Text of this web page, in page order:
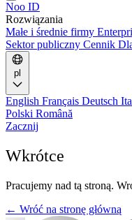
Noo ID
Rozwiązania
Małe i średnie firmy
Sektor publiczny Cennik
pl
English Français Deutsch
Polski Română
Zacznij
Wkrótce
Pracujemy nad tą stroną.
← Wróć na stronę główną